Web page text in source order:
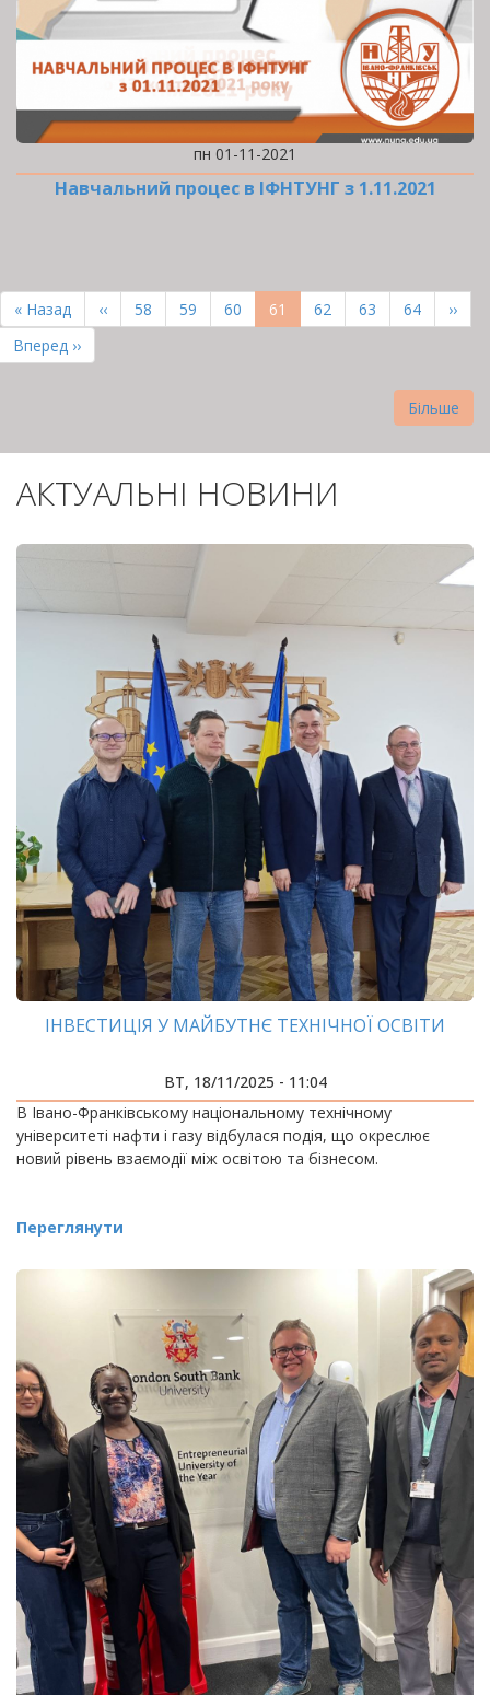
пн 01-11-2021
Навчальний процес в ІФНТУНГ з 1.11.2021
НА
СТОРІНКИ
Перша
сторінка
« Назад
Попередня
сторінка
‹‹ Page
58 Page
59 Page
60
Поточна
сторінка
61 Page
62 Page
63 Page
64
››
Остання
сторінка
Вперед ››
Більше
АКТУАЛЬНІ НОВИНИ
ІНВЕСТИЦІЯ У МАЙБУТНЄ ТЕХНІЧНОЇ ОСВІТИ
ВТ, 18/11/2025 - 11:04
В Івано-Франківському національному технічному
університеті нафти і газу відбулася подія, що окреслює
новий рівень взаємодії між освітою та бізнесом.
Переглянути